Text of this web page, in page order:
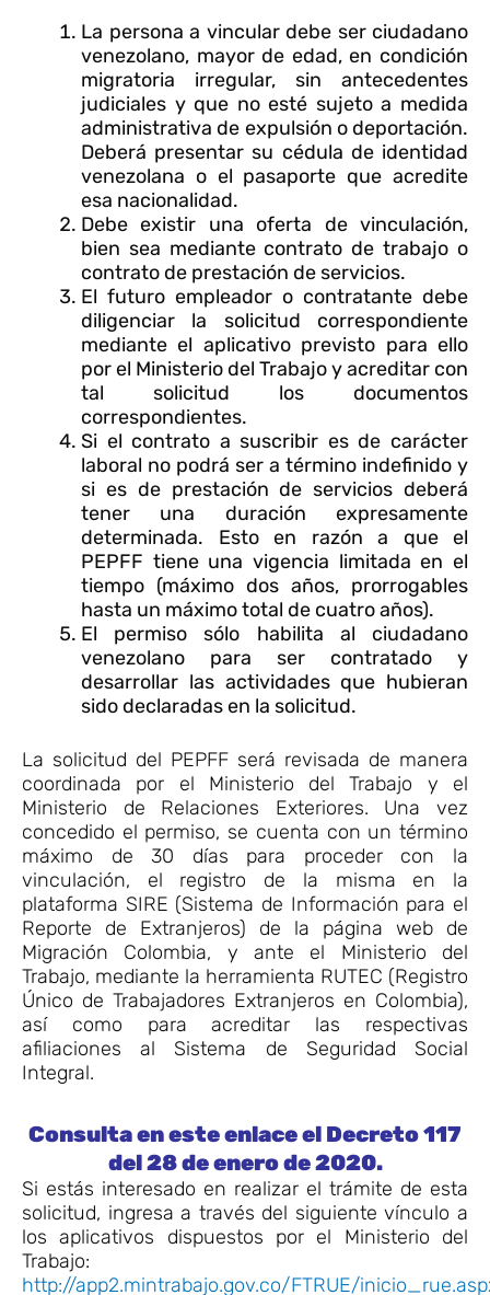
La persona a vincular debe ser ciudadano
venezolano, mayor de edad, en condición
migratoria irregular, sin antecedentes
judiciales y que no esté sujeto a medida
administrativa de expulsión o deportación.
Deberá presentar su cédula de identidad
venezolana o el pasaporte que acredite
esa nacionalidad.
Debe existir una oferta de vinculación,
bien sea mediante contrato de trabajo o
contrato de prestación de servicios.
El futuro empleador o contratante debe
diligenciar la solicitud correspondiente
mediante el aplicativo previsto para ello
por el Ministerio del Trabajo y acreditar con
tal solicitud los documentos
correspondientes.
Si el contrato a suscribir es de carácter
laboral no podrá ser a término indefinido y
si es de prestación de servicios deberá
tener una duración expresamente
determinada. Esto en razón a que el
PEPFF tiene una vigencia limitada en el
tiempo (máximo dos años, prorrogables
hasta un máximo total de cuatro años).
El permiso sólo habilita al ciudadano
venezolano para ser contratado y
desarrollar las actividades que hubieran
sido declaradas en la solicitud.
La solicitud del PEPFF será revisada de manera
coordinada por el Ministerio del Trabajo y el
Ministerio de Relaciones Exteriores. Una vez
concedido el permiso, se cuenta con un término
máximo de 30 días para proceder con la
vinculación, el registro de la misma en la
plataforma SIRE (Sistema de Información para el
Reporte de Extranjeros) de la página web de
Migración Colombia, y ante el Ministerio del
Trabajo, mediante la herramienta RUTEC (Registro
Único de Trabajadores Extranjeros en Colombia),
así como para acreditar las respectivas
afiliaciones al Sistema de Seguridad Social
Integral.
Consulta en este enlace el Decreto 117
del 28 de enero de 2020.
Si estás interesado en realizar el trámite de esta
solicitud, ingresa a través del siguiente vínculo a
los aplicativos dispuestos por el Ministerio del
Trabajo:
http://app2.mintrabajo.gov.co/FTRUE/